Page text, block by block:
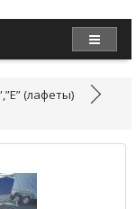
(лафеты)